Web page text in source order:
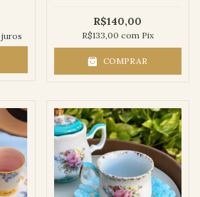
R$140,00
R$133,00 com Pix
COMPRAR